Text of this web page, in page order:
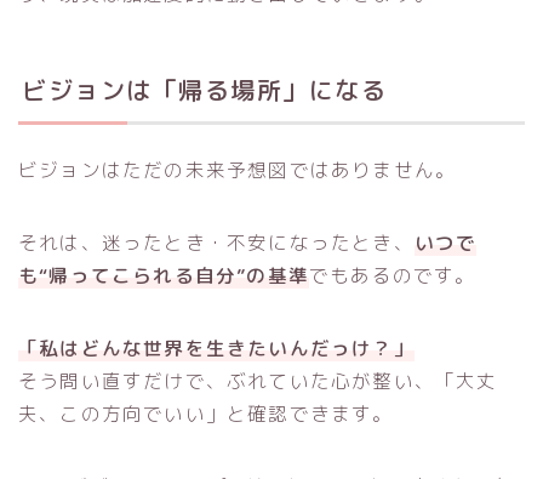
ビジョンは「帰る場所」になる
ビジョンはただの未来予想図ではありません。
それは、迷ったとき・不安になったとき、 いつで
も“帰ってこられる自分”の基準でもあるのです。
「私はどんな世界を生きたいんだっけ？」
そう問い直すだけで、ぶれていた心が整い、「大丈
夫、この方向でいい」と確認できます。